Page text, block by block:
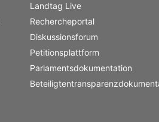
Landtag Live
Rechercheportal
Diskussionsforum
Petitionsplattform
Parlamentsdokumentation